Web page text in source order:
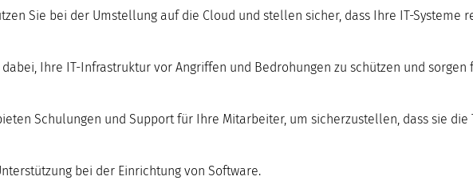
Sie bei der Umstellung auf die Cloud und stellen sicher, dass Ihre IT-Systeme
Ihre IT-Infrastruktur vor Angriffen und Bedrohungen zu schützen und sorgen
Schulungen und Support für Ihre Mitarbeiter, um sicherzustellen, dass sie die
bei der Einrichtung von Software.